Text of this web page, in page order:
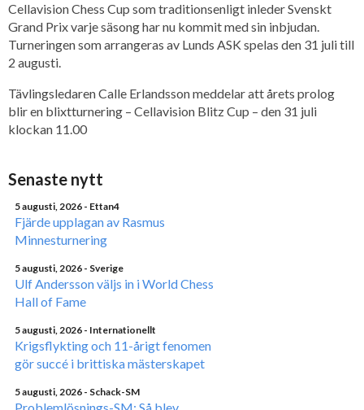
Cellavision Chess Cup som traditionsenligt inleder Svenskt
Grand Prix varje säsong har nu kommit med sin inbjudan.
Turneringen som arrangeras av Lunds ASK spelas den 31 juli till
2 augusti.
Tävlingsledaren Calle Erlandsson meddelar att årets prolog
blir en blixtturnering – Cellavision Blitz Cup – den 31 juli
klockan 11.00
Senaste nytt
5 augusti, 2026 - Ettan4
Fjärde upplagan av Rasmus
Minnesturnering
5 augusti, 2026 - Sverige
Ulf Andersson väljs in i World Chess
Hall of Fame
5 augusti, 2026 - Internationellt
Krigsflykting och 11-årigt fenomen
gör succé i brittiska mästerskapet
5 augusti, 2026 - Schack-SM